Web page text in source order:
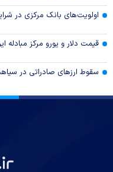
اولویت‌های بانک مرکزی در
قیمت دلار و یورو مرکز مبادله ایران؛
سقوط ارزهای صادراتی در